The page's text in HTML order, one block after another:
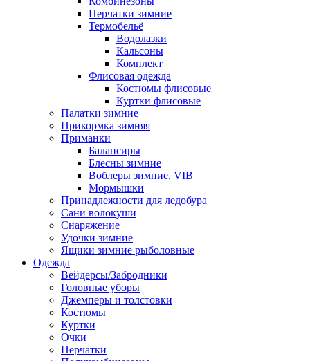
Перчатки зимние
Термобельё
Водолазки
Кальсоны
Комплект
Флисовая одежда
Костюмы флисовые
Куртки флисовые
Палатки зимние
Прикормка зимняя
Приманки
Балансиры
Блесны зимние
Воблеры зимние, VIB
Мормышки
Принадлежности для ледобура
Сани волокуши
Снаряжение
Удочки зимние
Ящики зимние рыболовные
Одежда
Вейдерсы/Забродники
Головные уборы
Джемперы и толстовки
Костюмы
Куртки
Очки
Перчатки